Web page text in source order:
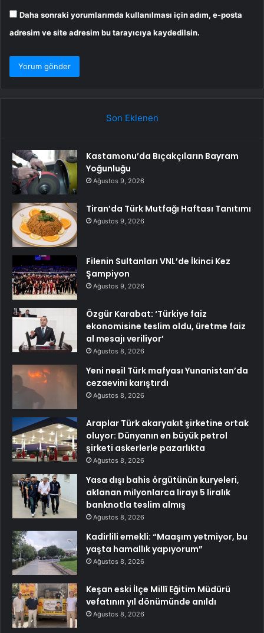
Daha sonraki yorumlarımda kullanılması için adım, e-posta
adresim ve site adresim bu tarayıcıya kaydedilsin.
Son Eklenen
Kastamonu’da Bıçakçıların Bayram
Yoğunluğu
Ağustos 9, 2026
Tiran’da Türk Mutfağı Haftası Tanıtımı
Ağustos 9, 2026
Filenin Sultanları VNL’de İkinci Kez
Şampiyon
Ağustos 9, 2026
Özgür Karabat: ‘Türkiye faiz
ekonomisine teslim oldu, üretme faiz
al mesajı veriliyor’
Ağustos 8, 2026
Yeni nesil Türk mafyası Yunanistan’da
cezaevini karıştırdı
Ağustos 8, 2026
Araplar Türk akaryakıt şirketine ortak
oluyor: Dünyanın en büyük petrol
şirketi askerlerle pazarlıkta
Ağustos 8, 2026
Yasa dışı bahis örgütünün kuryeleri,
aklanan milyonlarca lirayı 5 liralık
banknotla teslim almış
Ağustos 8, 2026
Kadirlili emekli: “Maaşım yetmiyor, bu
yaşta hamallık yapıyorum”
Ağustos 8, 2026
Keşan eski İlçe Millî Eğitim Müdürü
vefatının yıl dönümünde anıldı
Ağustos 8, 2026